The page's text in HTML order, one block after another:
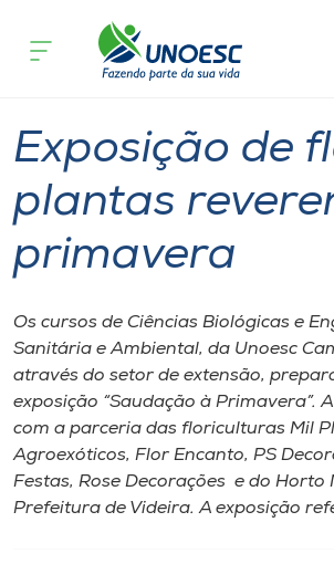
Cursos
Pesquisa
Atendimento ao Estudante
Portal de Ensino
A
Unoesc
Internacionalização
acontece
Exposição de
plantas
primavera
Os cursos de Ciências Biológicas e
Sanitária e Ambiental, da Unoesc
através do setor de extensão,
exposição “Saudação à Primavera”.
com a parceria das floriculturas Mil
Agroexóticos, Flor Encanto, PS
Festas, Rose Decorações e do Horto
Prefeitura de Videira. A exposição